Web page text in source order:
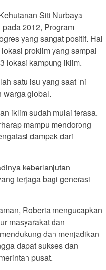
Siti Nurbaya
2012, Program
yang sangat positif. Hal
proklim yang sampai
lokasi kampung iklim.
satu isu yang saat ini
warga global.
iklim sudah mulai terasa.
mampu mendorong
dampak dari
keberlanjutan
terjaga bagi generasi
Roberia mengucapkan
masyarakat dan
dan menjadikan
dapat sukses dan
pusat.